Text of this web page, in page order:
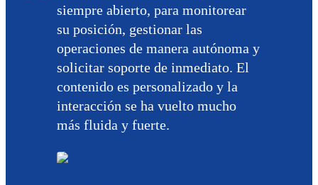
siempre abierto, para monitorear
su posición, gestionar las
operaciones de manera autónoma y
solicitar soporte de inmediato. El
contenido es personalizado y la
interacción se ha vuelto mucho
más fluida y fuerte.